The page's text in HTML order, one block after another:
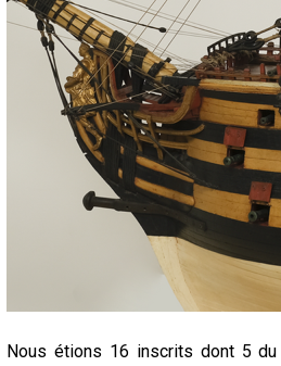
Nous étions 16 inscrits dont 5